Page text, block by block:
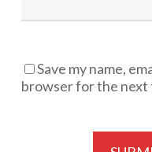
Save my name,
browser for the next